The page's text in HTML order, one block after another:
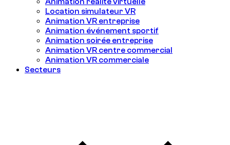
Location simulateur VR
Animation VR entreprise
Animation événement sportif
Animation soirée entreprise
Animation VR centre commercial
Animation VR commerciale
Secteurs